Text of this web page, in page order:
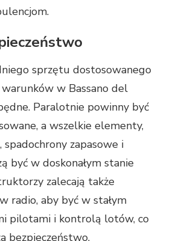
sprzętu dostosowanego
w Bassano del
Paralotnie powinny być
a wszelkie elementy,
spadochrony zapasowe i
być w doskonałym stanie
zalecają także
radio, aby być w stałym
pilotami i kontrolą lotów, co
bezpieczeństwo.